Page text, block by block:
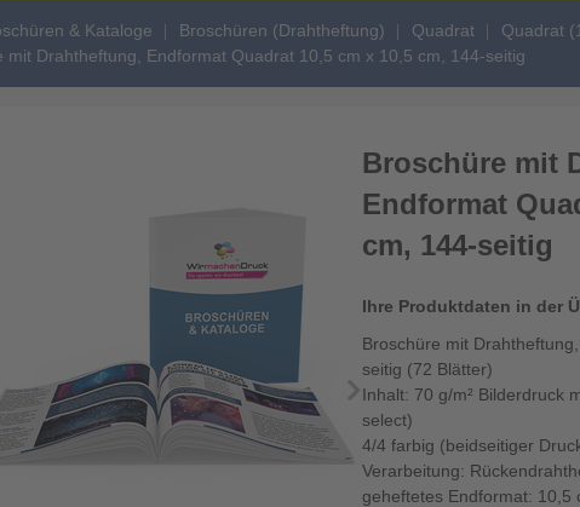
& Kataloge Broschüren (Drahtheftung) Quadrat
Quadrat
mit Drahtheftung, Endformat Quadrat 10,5 cm x 10,5 cm, 144-seitig
Broschüre mit
Endformat
cm, 144-seitig
Ihre Produktdaten in der
Broschüre mit
seitig (72 Blätter)
Inhalt: 70 g/m² Bilderdruck
select)
4/4 farbig (beidseitiger
Verarbeitung:
geheftetes Endformat: 10,5